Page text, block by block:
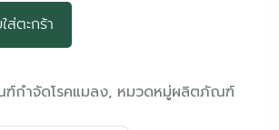
ส่ตะกร้า
กำจัดโรคแมลง, หมวดหมู่ผลิตภัณฑ์